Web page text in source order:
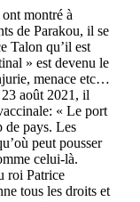
montré à
de Parakou, il se
Talon qu’il est
» est devenu le
menace etc…
août 2021, il
« Le port
de pays. Les
peut pousser
celui-là.
roi Patrice
tous les droits et